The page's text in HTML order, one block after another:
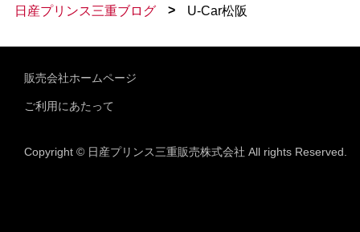
日産プリンス三重ブログ > U-Car松阪
販売会社ホームページ
ご利用にあたって
Copyright © 日産プリンス三重販売株式会社 All rights Reserved.